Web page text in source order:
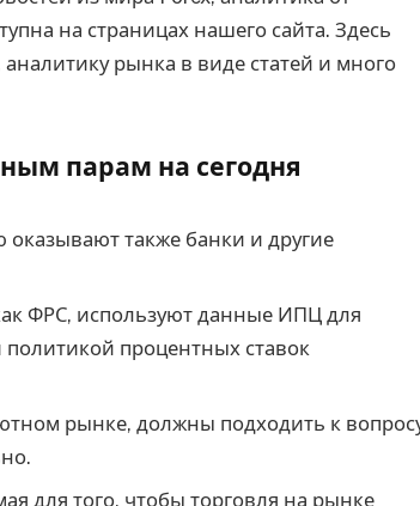
на страницах нашего сайта. Здесь
рынка в виде статей и много
парам на сегодня
также банки и другие
ФРС, используют данные ИПЦ для
процентных ставок
рынке, должны подходить к
для того, чтобы торговля на рынке